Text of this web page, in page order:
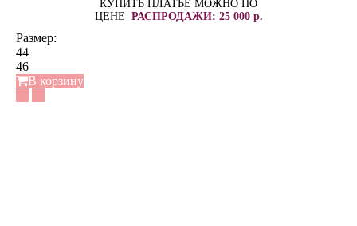
КУПИТЬ ПЛАТЬЕ МОЖНО ПО
ЦЕНЕ РАСПРОДАЖИ: 25 000 р.
Размер:
44
46
В корзину